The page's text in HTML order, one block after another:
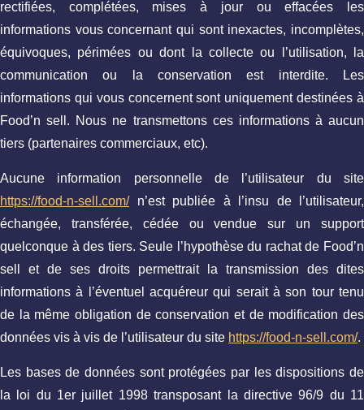
rectifiées, complétées, mises à jour ou effacées les
informations vous concernant qui sont inexactes, incomplètes,
équivoques, périmées ou dont la collecte ou l’utilisation, la
communication ou la conservation est interdite. Les
informations qui vous concernent sont uniquement destinées à
Food’n sell. Nous ne transmettons ces informations à aucun
tiers (partenaires commerciaux, etc).
Aucune information personnelle de l’utilisateur du site
https://food-n-sell.com/n’est publiée à l’insu de l’utilisateur,
échangée, transférée, cédée ou vendue sur un support
quelconque à des tiers. Seule l’hypothèse du rachat de Food’n
sell et de ses droits permettrait la transmission des dites
informations à l’éventuel acquéreur qui serait à son tour tenu
de la même obligation de conservation et de modification des
données vis à vis de l’utilisateur du site https://food-n-sell.com/.
Les bases de données sont protégées par les dispositions de
la loi du 1er juillet 1998 transposant la directive 96/9 du 11